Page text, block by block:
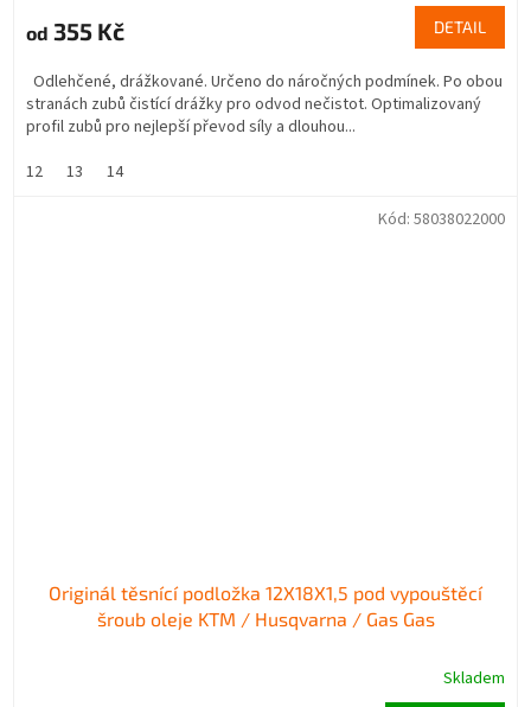
od 355 Kč DETAIL
Odlehčené, drážkované. Určeno do náročných podmínek. Po obou
stranách zubů čistící drážky pro odvod nečistot. Optimalizovaný
profil zubů pro nejlepší převod síly a dlouhou...
12
13 14
Originál těsnící podložka 12X18X1,5 pod vypouštěcí
šroub oleje KTM / Husqvarna / Gas Gas
Skladem
Kód: 58038022000